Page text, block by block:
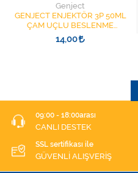
Genject
GENJECT ENJEKTÖR 3P 50ML
ÇAM UÇLU BESLENME
ŞIRINGASI 1852412 KATATER
UÇLU
14,00
09:00 - 18:00arası
CANLI DESTEK
SSL sertifikası ile
GÜVENLİ ALIŞVERİŞ